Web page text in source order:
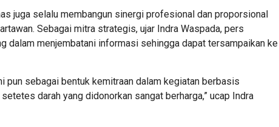
juga selalu membangun sinergi profesional dan proporsional
Sebagai mitra strategis, ujar Indra Waspada, pers
dalam menjembatani informasi sehingga dapat tersampaikan ke
pun sebagai bentuk kemitraan dalam kegiatan berbasis
darah yang didonorkan sangat berharga,” ucap Indra